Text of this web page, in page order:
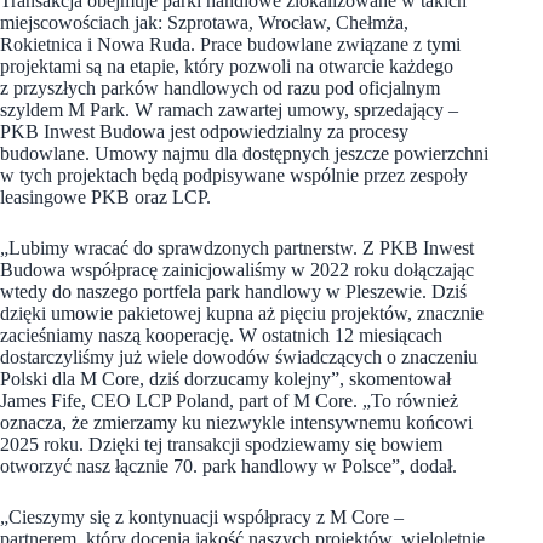
miejscowościach jak: Szprotawa, Wrocław, Chełmża,
Rokietnica i Nowa Ruda. Prace budowlane związane z tymi
projektami są na etapie, który pozwoli na otwarcie każdego
z przyszłych parków handlowych od razu pod oficjalnym
szyldem M Park. W ramach zawartej umowy, sprzedający –
PKB Inwest Budowa jest odpowiedzialny za procesy
budowlane. Umowy najmu dla dostępnych jeszcze powierzchni
w tych projektach będą podpisywane wspólnie przez zespoły
leasingowe PKB oraz LCP.
„Lubimy wracać do sprawdzonych partnerstw. Z PKB Inwest
Budowa współpracę zainicjowaliśmy w 2022 roku dołączając
wtedy do naszego portfela park handlowy w Pleszewie. Dziś
dzięki umowie pakietowej kupna aż pięciu projektów, znacznie
zacieśniamy naszą kooperację. W ostatnich 12 miesiącach
dostarczyliśmy już wiele dowodów świadczących o znaczeniu
Polski dla M Core, dziś dorzucamy kolejny”, skomentował
James Fife, CEO LCP Poland, part of M Core. „To również
oznacza, że zmierzamy ku niezwykle intensywnemu końcowi
2025 roku. Dzięki tej transakcji spodziewamy się bowiem
otworzyć nasz łącznie 70. park handlowy w Polsce”, dodał.
„Cieszymy się z kontynuacji współpracy z M Core –
partnerem, który docenia jakość naszych projektów, wieloletnie